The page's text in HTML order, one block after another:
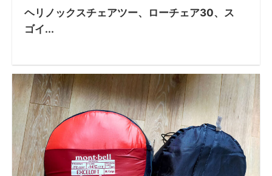
ヘリノックスチェアツー、ローチェア30、ス
ゴイ...